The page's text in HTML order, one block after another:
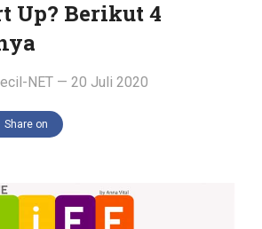
Up? Berikut 4
NET — 20 Juli 2020
Share on